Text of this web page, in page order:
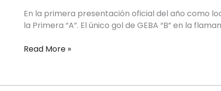
En la primera presentación oficial del año como
la Primera “A”. El único gol de GEBA “B” en la
Read More »